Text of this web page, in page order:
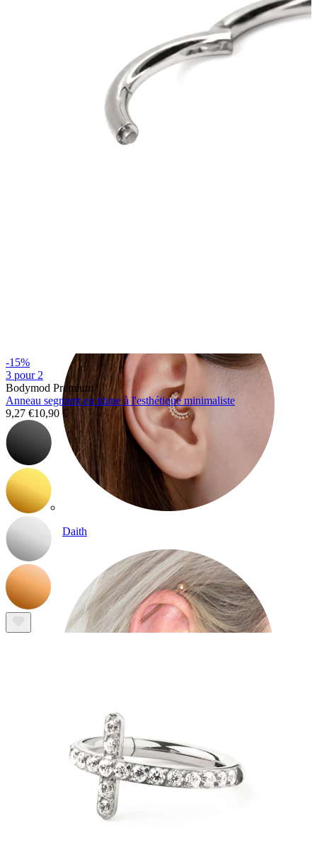
Daith
Industriel
-15%
3 pour 2
Bodymod Premium
Anneau segment en titane à l'esthétique minimaliste
9,27 €10,90 €